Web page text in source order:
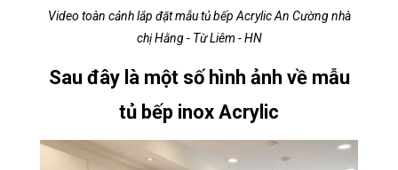
Video toàn cảnh lắp đặt mẫu tủ bếp Acrylic An Cường nhà
chị Hằng - Từ Liêm - HN
Sau đây là một số hình ảnh về mẫu
tủ bếp inox Acrylic